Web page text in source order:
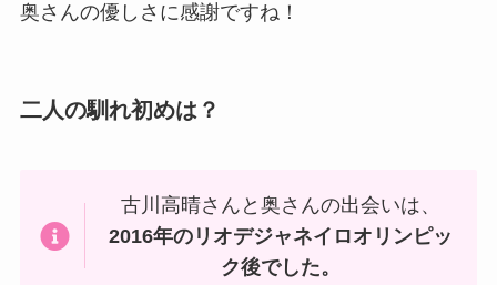
奥さんの優しさに感謝ですね！
二人の馴れ初めは？
古川高晴さんと奥さんの出会いは、
2016年のリオデジャネイロオリンピッ
ク後でした。